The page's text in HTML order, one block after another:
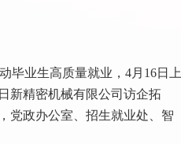
业生高质量就业，4月16日上
新精密机械有限公司访企拓
党政办公室、招生就业处、智